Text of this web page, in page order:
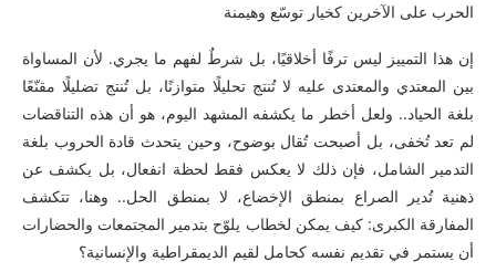
الحرب على الآخرين كخيار توسّع وهيمنة
إن هذا التمييز ليس ترفًا أخلاقيًا، بل شرطٌ لفهم ما يجري. لأن المساواة
بين المعتدي والمعتدى عليه لا تُنتج تحليلًا متوازنًا، بل تُنتج تضليلًا مقنّعًا
بلغة الحياد.. ولعل أخطر ما يكشفه المشهد اليوم، هو أن هذه التناقضات
لم تعد تُخفى، بل أصبحت تُقال بوضوح، وحين يتحدث قادة الحروب بلغة
التدمير الشامل، فإن ذلك لا يعكس فقط لحظة انفعال، بل يكشف عن
ذهنية تُدير الصراع بمنطق الإخضاع، لا بمنطق الحل.. وهنا، تتكشف
المفارقة الكبرى: كيف يمكن لخطاب يلوّح بتدمير المجتمعات والحضارات
أن يستمر في تقديم نفسه كحامل لقيم الديمقراطية والإنسانية؟